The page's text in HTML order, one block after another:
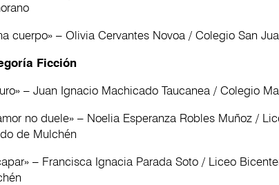
cuerpo» – Olivia Cervantes Novoa / Colegio San
Ficción
– Juan Ignacio Machicado Taucanea / Colegio
no duele» – Noelia Esperanza Robles Muñoz /
de Mulchén
– Francisca Ignacia Parada Soto / Liceo